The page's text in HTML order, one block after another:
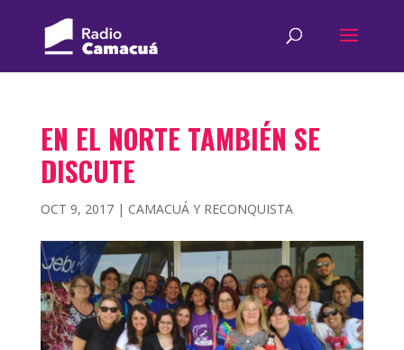
EN EL NORTE TAMBIÉN SE
DISCUTE
OCT 9, 2017| CAMACUÁ Y RECONQUISTA